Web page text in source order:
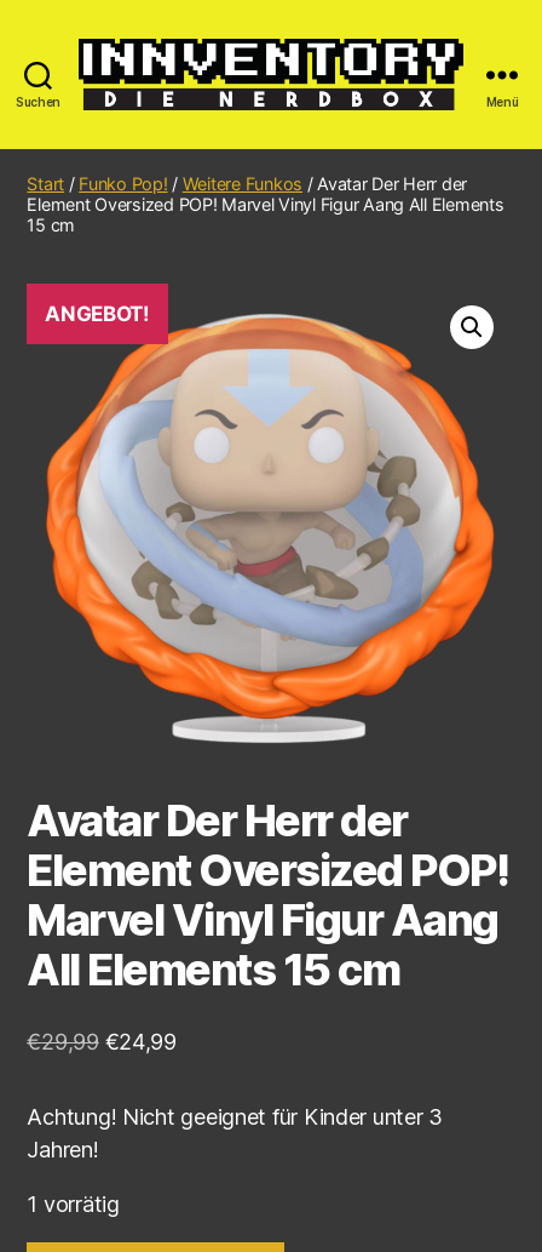
Suchen Menü
Start / Funko Pop! / Weitere Funkos / Avatar Der Herr der
Element Oversized POP! Marvel Vinyl Figur Aang All Elements
15 cm
ANGEBOT!
Avatar Der Herr der
Element Oversized POP!
Marvel Vinyl Figur Aang
All Elements 15 cm
€29,99 €24,99
Achtung! Nicht geeignet für Kinder unter 3
Jahren!
1 vorrätig